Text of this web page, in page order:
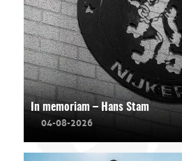
In memoriam – Hans Stam
04-08-2026